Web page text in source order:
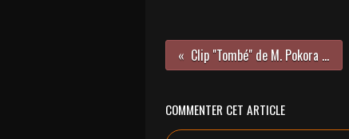
Clip "Tombé" de M. Pokora 2019
COMMENTER CET ARTICLE